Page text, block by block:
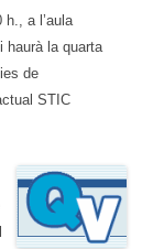
a l’aula
haurà la quarta
de
STIC